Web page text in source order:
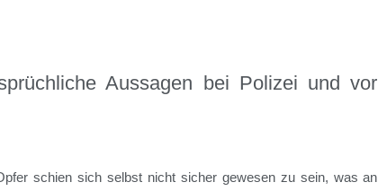
Aussagen bei Polizei und vor
schien sich selbst nicht sicher gewesen zu sein, was an